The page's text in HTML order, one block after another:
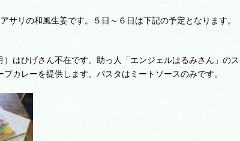
サリの和風生姜です。５日～６日は下記の予定となります。
はひげさん不在です。助っ人「エンジェルはるみさん」のス
カレーを提供します。パスタはミートソースのみです。